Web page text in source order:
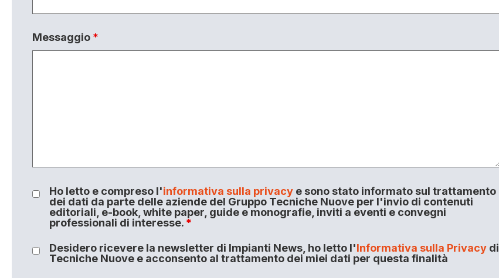
Messaggio *
Ho letto e compreso l'informativa sulla privacye sono stato informato sul trattamento
dei dati da parte delle aziende del Gruppo Tecniche Nuove per l'invio di contenuti
editoriali, e-book, white paper, guide e monografie, inviti a eventi e convegni
professionali di interesse. *
Desidero ricevere la newsletter di Impianti News, ho letto l'Informativa sulla Privacydi
Tecniche Nuove e acconsento al trattamento dei miei dati per questa finalità